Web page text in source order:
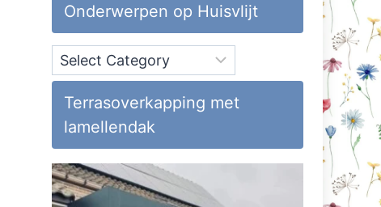
Onderwerpen op Huisvlijt
Onderwerpen
op
Huisvlijt
Terrasoverkapping met
lamellendak